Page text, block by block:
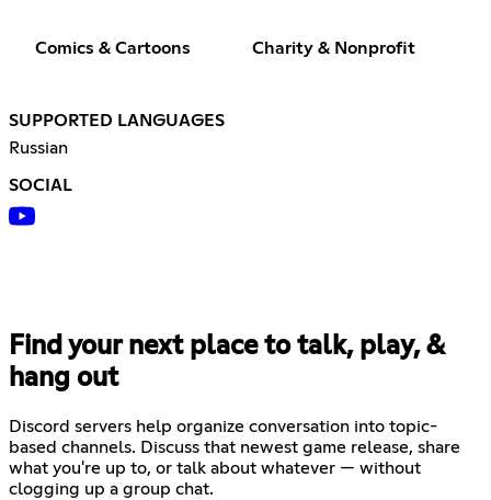
Comics & Cartoons Charity & Nonprofit
SUPPORTED LANGUAGES
Russian
SOCIAL
Find your next place to talk, play, &
hang out
Discord servers help organize conversation into topic-
based channels. Discuss that newest game release, share
what you're up to, or talk about whatever — without
clogging up a group chat.